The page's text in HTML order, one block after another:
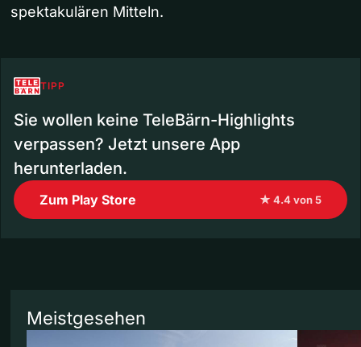
spektakulären Mitteln.
TIPP
Sie wollen keine TeleBärn-Highlights
verpassen? Jetzt unsere App
herunterladen.
Zum Play Store ★ 4.4 von 5
Meistgesehen